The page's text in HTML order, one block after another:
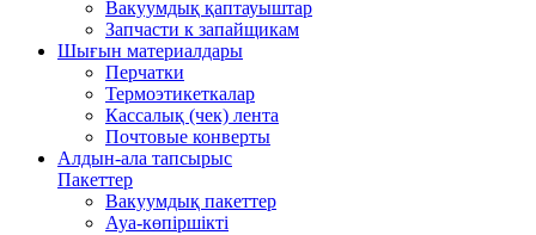
Вакуумдық қаптауыштар
Запчасти к запайщикам
Шығын материалдары
Перчатки
Термоэтикеткалар
Кассалық (чек) лента
Почтовые конверты
Алдын-ала тапсырыс
Пакеттер
Вакуумдық пакеттер
Ауа-көпіршікті